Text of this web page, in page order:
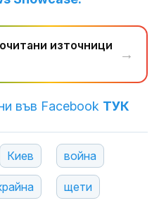
източници
→
във Facebook ТУК
Киев война
щети